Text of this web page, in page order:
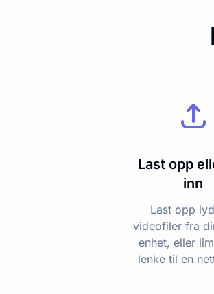
Last opp
inn
Last opp
videofiler fra
enhet, eller
lenke til en